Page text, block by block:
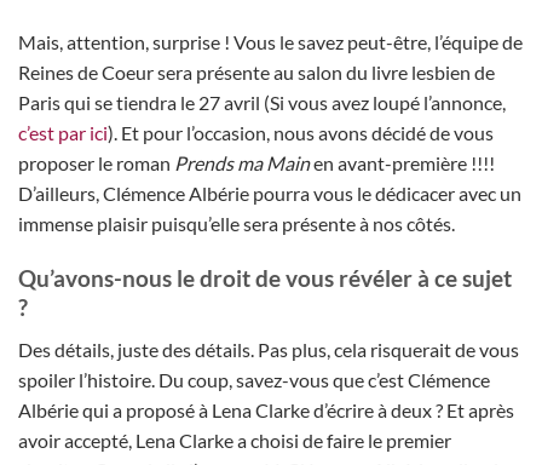
Mais, attention, surprise ! Vous le savez peut-être, l’équipe de
Reines de Coeur sera présente au salon du livre lesbien de
Paris qui se tiendra le 27 avril (Si vous avez loupé l’annonce,
c’est par ici). Et pour l’occasion, nous avons décidé de vous
proposer le roman Prends ma Mainen avant-première !!!!
D’ailleurs, Clémence Albérie pourra vous le dédicacer avec un
immense plaisir puisqu’elle sera présente à nos côtés.
Qu’avons-nous le droit de vous révéler à ce sujet
?
Des détails, juste des détails. Pas plus, cela risquerait de vous
spoiler l’histoire. Du coup, savez-vous que c’est Clémence
Albérie qui a proposé à Lena Clarke d’écrire à deux ? Et après
avoir accepté, Lena Clarke a choisi de faire le premier